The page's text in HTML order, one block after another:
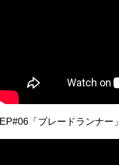
EP#06「ブレードランナー」